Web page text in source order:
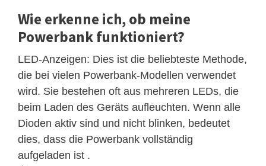
Wie erkenne ich, ob meine
Powerbank funktioniert?
LED-Anzeigen: Dies ist die beliebteste Methode,
die bei vielen Powerbank-Modellen verwendet
wird. Sie bestehen oft aus mehreren LEDs, die
beim Laden des Geräts aufleuchten. Wenn alle
Dioden aktiv sind und nicht blinken, bedeutet
dies, dass die Powerbank vollständig
aufgeladen ist .